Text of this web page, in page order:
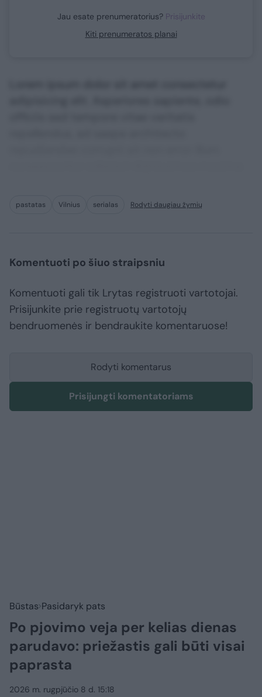
Jau esate prenumeratorius? Prisijunkite
Kiti prenumeratos planai
pastatas Vilnius serialas Rodyti daugiau žymių
Komentuoti po šiuo straipsniu
Komentuoti gali tik Lrytas registruoti vartotojai.
Prisijunkite prie registruotų vartotojų
bendruomenės ir bendraukite komentaruose!
Rodyti komentarus
Prisijungti komentatoriams
Būstas Pasidaryk pats
Po pjovimo veja per kelias dienas
parudavo: priežastis gali būti visai
paprasta
2026 m. rugpjūčio 8 d. 15:18